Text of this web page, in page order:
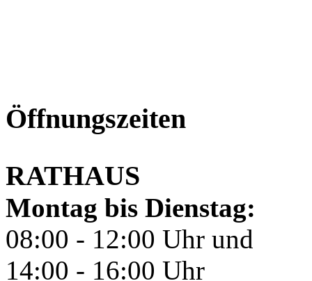
Öffnungszeiten
RATHAUS
Montag bis Dienstag:
08:00 - 12:00 Uhr und
14:00 - 16:00 Uhr